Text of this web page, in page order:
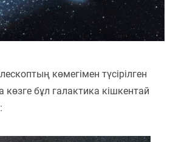
көмегімен түсірілген
көзге бұл галактика кішкентай